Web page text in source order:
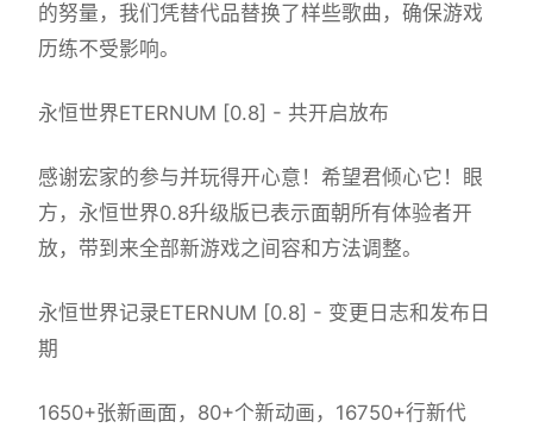
的努量，我们凭替代品替换了样些歌曲，确保游戏
历练不受影响。
永恒世界ETERNUM [0.8] - 共开启放布
感谢宏家的参与并玩得开心意！希望君倾心它！眼
方，永恒世界0.8升级版已表示面朝所有体验者开
放，带到来全部新游戏之间容和方法调整。
永恒世界记录ETERNUM [0.8] - 变更日志和发布日
期
1650+张新画面，80+个新动画，16750+行新代